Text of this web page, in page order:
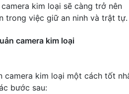
kim loại sẽ càng trở nên
trong việc giữ an ninh và trật tự.
camera kim loại
camera kim loại một cách tốt
bước sau: